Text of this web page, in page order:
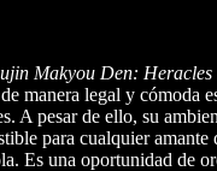
Makyou Den:
manera legal y cómoda
A pesar de ello, su
para cualquier
Es una oportunidad de